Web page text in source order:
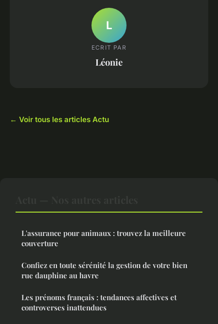
L
ECRIT PAR
Léonie
← Voir tous les articles Actu
L'assurance pour animaux : trouvez la meilleure
couverture
Confiez en toute sérénité la gestion de votre bien
rue dauphine au havre
Les prénoms français : tendances affectives et
controverses inattendues